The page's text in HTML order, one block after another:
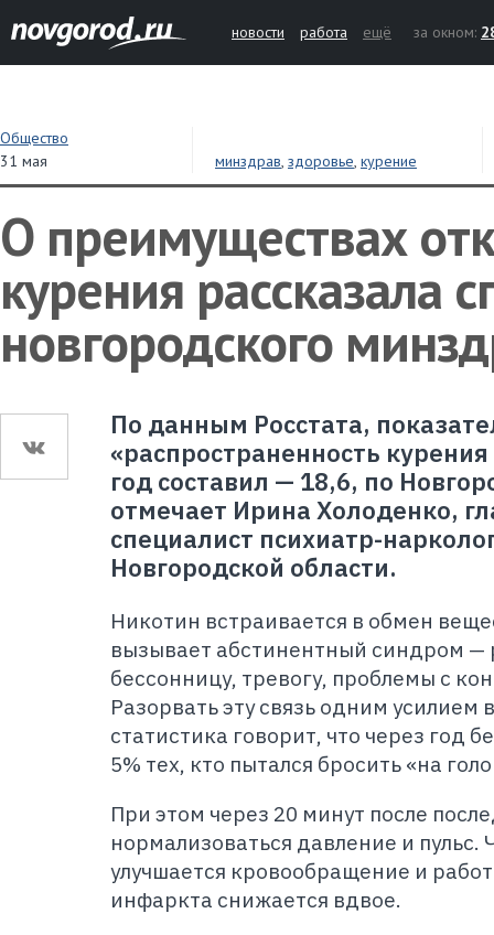
новости работа ещё за окном:
Общество
31 мая
минздрав, здоровье, курение
О преимуществах
курения рассказала
новгородского
По данным Росстата,
«распространенность
год составил — 18,6, по
отмечает Ирина Холоденко,
специалист психиатр-
Новгородской области.
Никотин встраивается в обмен
вызывает абстинентный синдром —
бессонницу, тревогу, проблемы с
Разорвать эту связь одним
статистика говорит, что через год
5% тех, кто пытался бросить «на
При этом через 20 минут после
нормализоваться давление и пульс.
улучшается кровообращение и
инфаркта снижается вдвое.